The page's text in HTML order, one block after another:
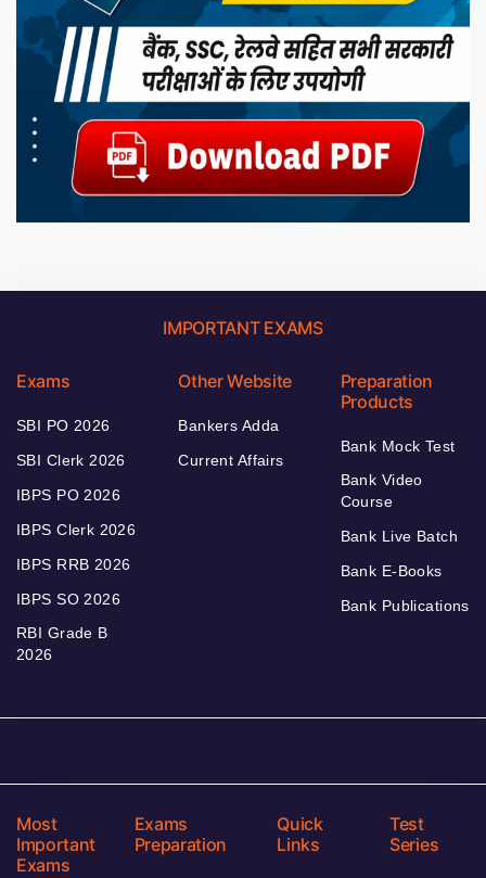
IMPORTANT EXAMS
Exams
SBI PO 2026
SBI Clerk 2026
IBPS PO 2026
IBPS Clerk 2026
IBPS RRB 2026
IBPS SO 2026
RBI Grade B
2026
Other Website
Bankers Adda
Current Affairs
Preparation
Products
Bank Mock Test
Bank Video
Course
Bank Live Batch
Bank E-Books
Bank Publications
Most
Important
Exams
Exams
Preparation
Quick
Links
Test
Series